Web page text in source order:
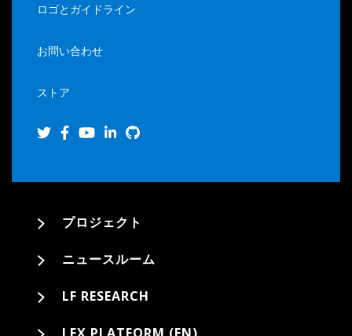
ロゴとガイドライン
お問い合わせ
ストア
プロジェクト
ニュースルーム
LF RESEARCH